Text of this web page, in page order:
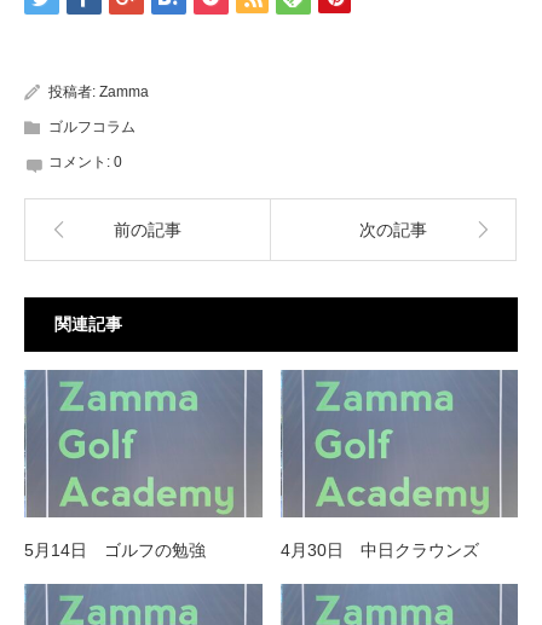
投稿者: Zamma
ゴルフコラム
コメント: 0
前の記事 次の記事
関連記事
5月14日 ゴルフの勉強 4月30日 中日クラウンズ